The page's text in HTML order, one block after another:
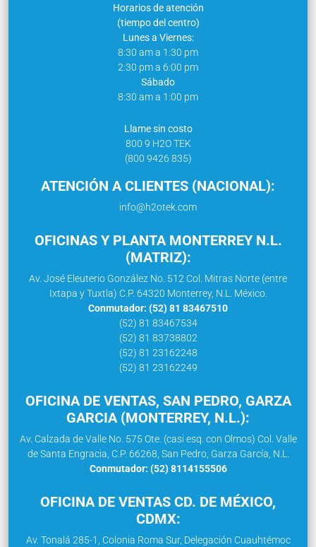
Horarios de atención
(tiempo del centro)
Lunes a Viernes:
8:30 am a 1:30 pm
2:30 pm a 6:00 pm
Sábado
8:30 am a 1:00 pm
Llame sin costo
800 9 H2O TEK
(800 9426 835)
ATENCIÓN A CLIENTES (NACIONAL):
info@h2otek.com
OFICINAS Y PLANTA MONTERREY N.L.
(MATRIZ):
Av. José Eleuterio González No. 512 Col. Mitras Norte (entre
Ixtapa y Tuxtla) C.P. 64320 Monterrey, N.L. México.
Conmutador: (52) 81 83467510
(52) 81 83467534
(52) 81 83738802
(52) 81 23162248
(52) 81 23162249
OFICINA DE VENTAS, SAN PEDRO, GARZA
GARCIA (MONTERREY, N.L.):
Av. Calzada de Valle No. 575 Ote. (casi esq. con Olmos) Col. Valle
de Santa Engracia, C.P. 66268, San Pedro, Garza García, N.L.
Conmutador: (52) 8114155506
OFICINA DE VENTAS CD. DE MÉXICO,
CDMX:
Av. Tonalá 285-1, Colonia Roma Sur, Delegación Cuauhtémoc